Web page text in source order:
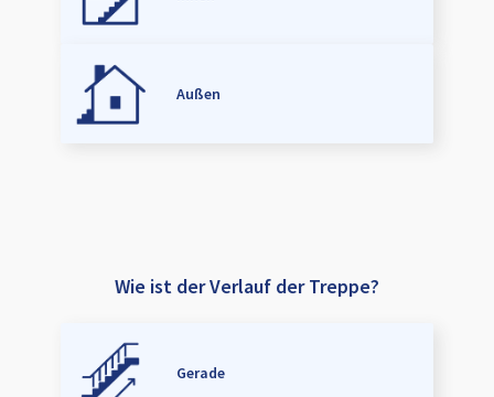
Außen
Wie ist der Verlauf der Treppe?
Gerade